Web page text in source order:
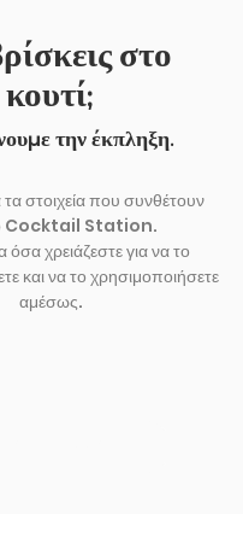
στο
κουτί;
την έκπληξη.
τα στοιχεία που συνθέτουν
Cocktail Station.
όσα χρειάζεστε για να το
και να το χρησιμοποιήσετε
αμέσως.